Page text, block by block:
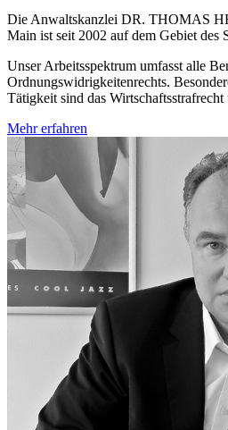
Die Anwaltskanzlei DR. THOMAS
Main ist seit 2002 auf dem Gebiet des
Unser Arbeitsspektrum umfasst alle
Ordnungswidrigkeitenrechts.
Tätigkeit sind das Wirtschaftsstrafrecht
Mehr erfahren